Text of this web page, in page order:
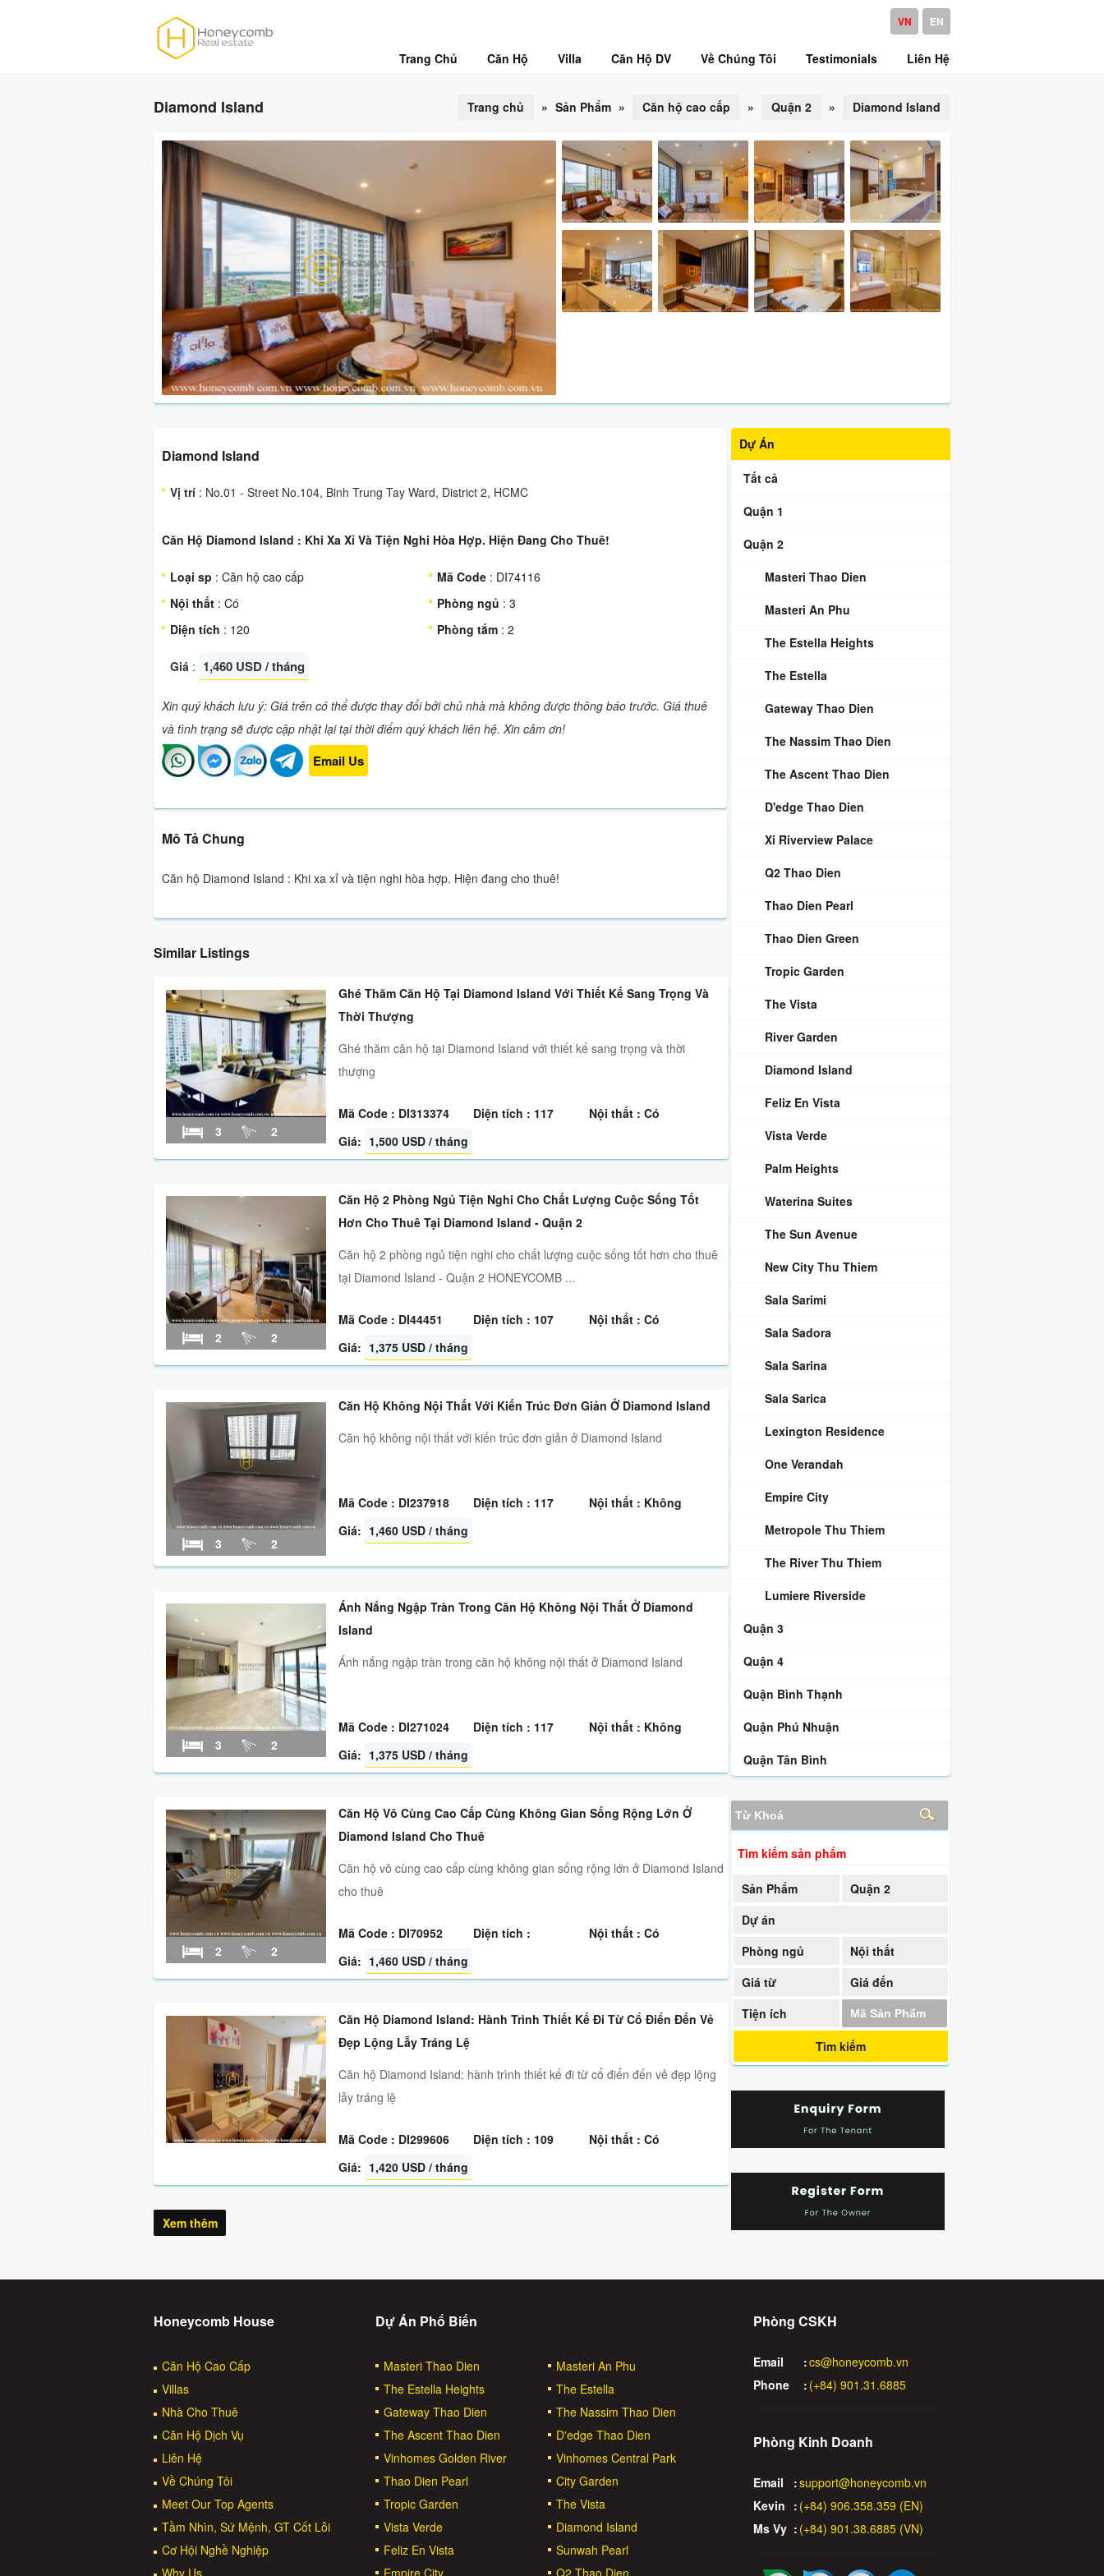
VN EN
Trang Chủ Căn Hộ Villa Căn Hộ DV Về Chúng Tôi Testimonials Liên Hệ
Diamond Island Trang chủ » Sản Phẩm » Căn hộ cao cấp » Quận 2 » Diamond Island
Diamond Island
Vị trí : No.01 - Street No.104, Binh Trung Tay Ward, District 2, HCMC
Căn Hộ Diamond Island : Khi Xa Xỉ Và Tiện Nghi Hòa Hợp. Hiện Đang Cho Thuê!
Loại sp : Căn hộ cao cấp Mã Code : DI74116
Nội thất : Có Phòng ngủ : 3
Diện tích : 120 Phòng tắm : 2
Giá : 1,460 USD / tháng
Xin quý khách lưu ý: Giá trên có thể được thay đổi bởi chủ nhà mà không được thông báo trước. Giá thuê
và tình trạng sẽ được cập nhật lại tại thời điểm quý khách liên hệ. Xin cảm ơn!
Email Us
Mô Tả Chung
Căn hộ Diamond Island : Khi xa xỉ và tiện nghi hòa hợp. Hiện đang cho thuê!
Similar Listings
3 2
Ghé Thăm Căn Hộ Tại Diamond Island Với Thiết Kế Sang Trọng Và
Thời Thượng
Ghé thăm căn hộ tại Diamond Island với thiết kế sang trọng và thời
thượng
Mã Code : DI313374 Diện tích : 117
Nội thất : Có
Giá: 1,500 USD / tháng
2 2
Căn Hộ 2 Phòng Ngủ Tiện Nghi Cho Chất Lượng Cuộc Sống Tốt
Hơn Cho Thuê Tại Diamond Island - Quận 2
Căn hộ 2 phòng ngủ tiện nghi cho chất lượng cuộc sống tốt hơn cho thuê
tại Diamond Island - Quận 2 HONEYCOMB ...
Mã Code : DI44451 Diện tích : 107
Nội thất : Có
Giá: 1,375 USD / tháng
3 2
Căn Hộ Không Nội Thất Với Kiến Trúc Đơn Giản Ở Diamond Island
Căn hộ không nội thất với kiến trúc đơn giản ở Diamond Island
Mã Code : DI237918 Diện tích : 117
Nội thất : Không
Giá: 1,460 USD / tháng
3 2
Ánh Nắng Ngập Tràn Trong Căn Hộ Không Nội Thất Ở Diamond
Island
Ánh nắng ngập tràn trong căn hộ không nội thất ở Diamond Island
Mã Code : DI271024 Diện tích : 117
Nội thất : Không
Giá: 1,375 USD / tháng
2 2
Căn Hộ Vô Cùng Cao Cấp Cùng Không Gian Sống Rộng Lớn Ở
Diamond Island Cho Thuê
Căn hộ vô cùng cao cấp cùng không gian sống rộng lớn ở Diamond Island
cho thuê
Mã Code : DI70952 Diện tích :
Nội thất : Có
Giá: 1,460 USD / tháng
Căn Hộ Diamond Island: Hành Trình Thiết Kế Đi Từ Cổ Điển Đến Vẻ
Đẹp Lộng Lẫy Tráng Lệ
Căn hộ Diamond Island: hành trình thiết kế đi từ cổ điển đến vẻ đẹp lộng
lẫy tráng lệ
Mã Code : DI299606 Diện tích : 109
Nội thất : Có
Giá: 1,420 USD / tháng
Xem thêm
Dự Án
Tất cả
Quận 1
Quận 2
Masteri Thao Dien
Masteri An Phu
The Estella Heights
The Estella
Gateway Thao Dien
The Nassim Thao Dien
The Ascent Thao Dien
D'edge Thao Dien
Xi Riverview Palace
Q2 Thao Dien
Thao Dien Pearl
Thao Dien Green
Tropic Garden
The Vista
River Garden
Diamond Island
Feliz En Vista
Vista Verde
Palm Heights
Waterina Suites
The Sun Avenue
New City Thu Thiem
Sala Sarimi
Sala Sadora
Sala Sarina
Sala Sarica
Lexington Residence
One Verandah
Empire City
Metropole Thu Thiem
The River Thu Thiem
Lumiere Riverside
Quận 3
Quận 4
Quận Bình Thạnh
Quận Phú Nhuận
Quận Tân Bình
Tìm kiếm sản phẩm
Sản Phẩm
Quận 2
Dự án
Phòng ngủ
Nội thất
Giá từ
Giá đến
Tiện ích
Honeycomb House
Căn Hộ Cao Cấp
Villas
Nhà Cho Thuê
Căn Hộ Dịch Vụ
Liên Hệ
Về Chúng Tôi
Meet Our Top Agents
Tầm Nhìn, Sứ Mệnh, GT Cốt Lỗi
Cơ Hội Nghề Nghiệp
Why Us
Dự Án Phổ Biến
Masteri Thao Dien
Masteri An Phu
The Estella Heights
The Estella
Gateway Thao Dien
The Nassim Thao Dien
The Ascent Thao Dien
D'edge Thao Dien
Vinhomes Golden River
Vinhomes Central Park
Thao Dien Pearl
City Garden
Tropic Garden
The Vista
Vista Verde
Diamond Island
Feliz En Vista
Sunwah Pearl
Empire City
Q2 Thao Dien
Phòng CSKH
Email :cs@honeycomb.vn
Phone
: (+84) 901.31.6885
Phòng Kinh Doanh
Email :support@honeycomb.vn
Kevin : (+84) 906.358.359 (EN)
Ms Vy : (+84) 901.38.6885 (VN)